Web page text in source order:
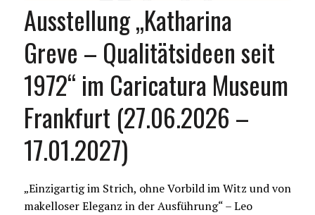
Ausstellung „Katharina
Greve – Qualitätsideen seit
1972“ im Caricatura Museum
Frankfurt (27.06.2026 –
17.01.2027)
„Einzigartig im Strich, ohne Vorbild im Witz und von
makelloser Eleganz in der Ausführung“ – Leo